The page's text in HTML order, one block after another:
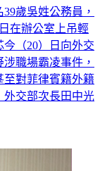
歲吳姓公務員，
在辦公室上吊輕
（20）日向外交
涉職場霸凌事件，
至對菲律賓籍外籍
交部次長田中光